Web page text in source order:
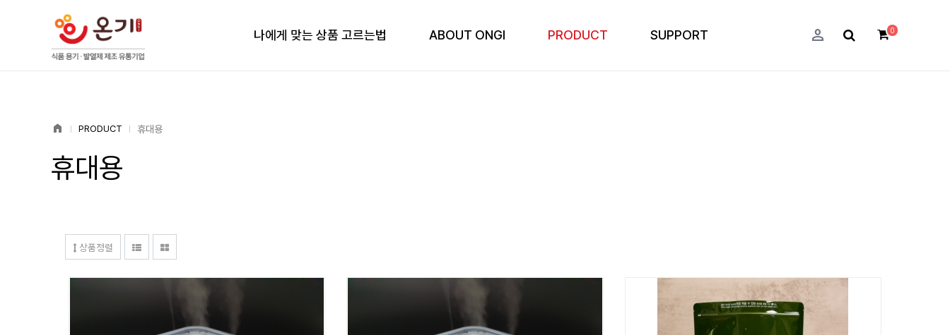
나에게 맞는 상품 고르는법 ABOUT ONGI PRODUCT SUPPORT person 0
home PRODUCT 휴대용
휴대용
상품정렬